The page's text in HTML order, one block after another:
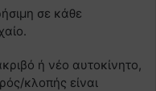
σε κάθε
ή νέο αυτοκίνητο,
κλοπής είναι